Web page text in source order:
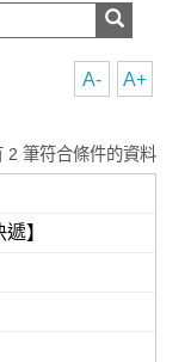
A+
A-
2 筆符合條件的資料
】